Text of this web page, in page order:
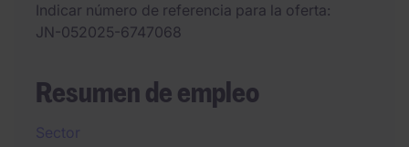
Indicar número de referencia para la oferta
JN-052025-6747068
Resumen de empleo